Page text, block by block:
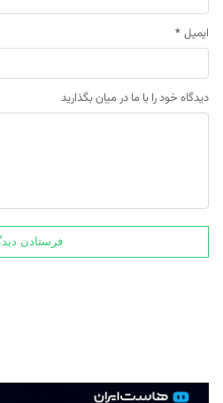
ایمیل *
دیدگاه خود را با ما در میان بگذارید